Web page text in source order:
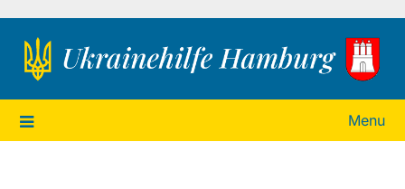
Ukrainehilfe Hamburg
Menu